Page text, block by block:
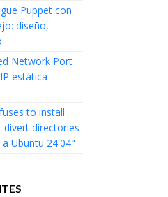
Puppet con
diseño,
Network Port
estática
to install:
divert directories
Ubuntu 24.04"